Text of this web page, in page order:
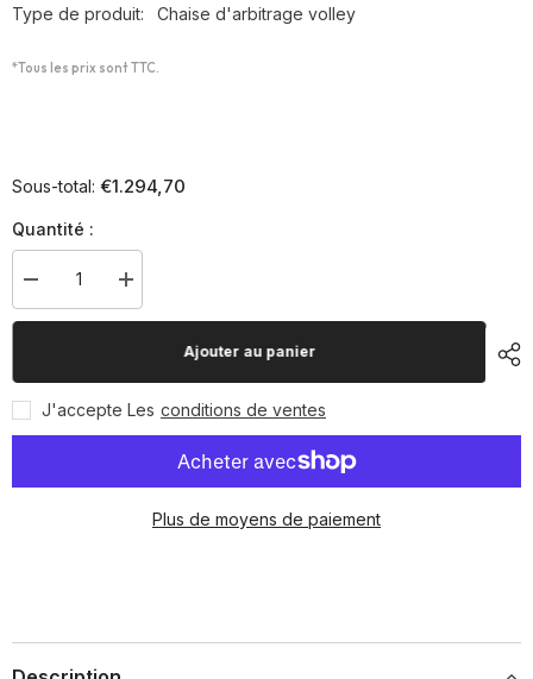
Type de produit:
Chaise d'arbitrage volley
*Tous les prix sont TTC.
Sous-total: €1.294,70
Quantité :
Diminuer
la
quantité
d&#39;arbitre
Augmenter
la
quantité
d&#39;arbitre
Ajouter au panier
J'accepte Les conditions de ventes
Plus de moyens de paiement